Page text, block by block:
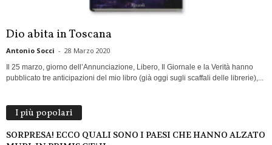
Dio abita in Toscana
Antonio Socci - 28 Marzo 2020
Il 25 marzo, giorno dell’Annunciazione, Libero, Il Giornale e la Verità hanno
pubblicato tre anticipazioni del mio libro (già oggi sugli scaffali delle librerie),...
I più popolari
SORPRESA! ECCO QUALI SONO I PAESI CHE HANNO ALZATO